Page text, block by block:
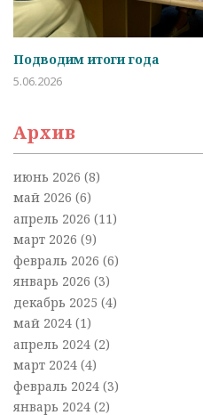
Подводим итоги года
5.06.2026
Архив
июнь 2026 (8)
май 2026 (6)
апрель 2026 (11)
март 2026 (9)
февраль 2026 (6)
январь 2026 (3)
декабрь 2025 (4)
май 2024 (1)
апрель 2024 (2)
март 2024 (4)
февраль 2024 (3)
январь 2024 (2)